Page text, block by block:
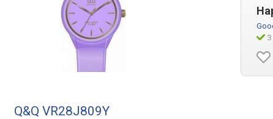
Q&Q VR28J809Y